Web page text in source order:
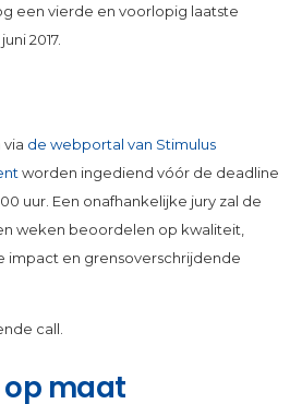
een vierde en voorlopig laatste
2017.
de webportal van Stimulus
worden ingediend vóór de deadline
uur. Een onafhankelijke jury zal de
weken beoordelen op kwaliteit,
impact en grensoverschrijdende
call.
op maat